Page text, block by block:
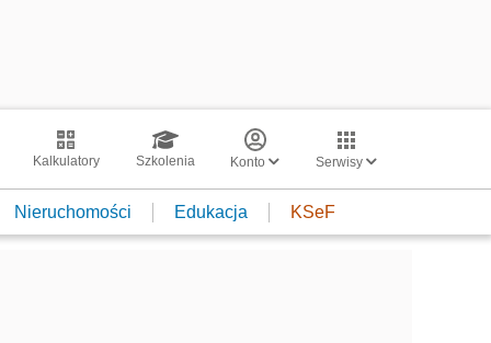
Kalkulatory Szkolenia Konto Serwisy
Nieruchomości Edukacja KSeF